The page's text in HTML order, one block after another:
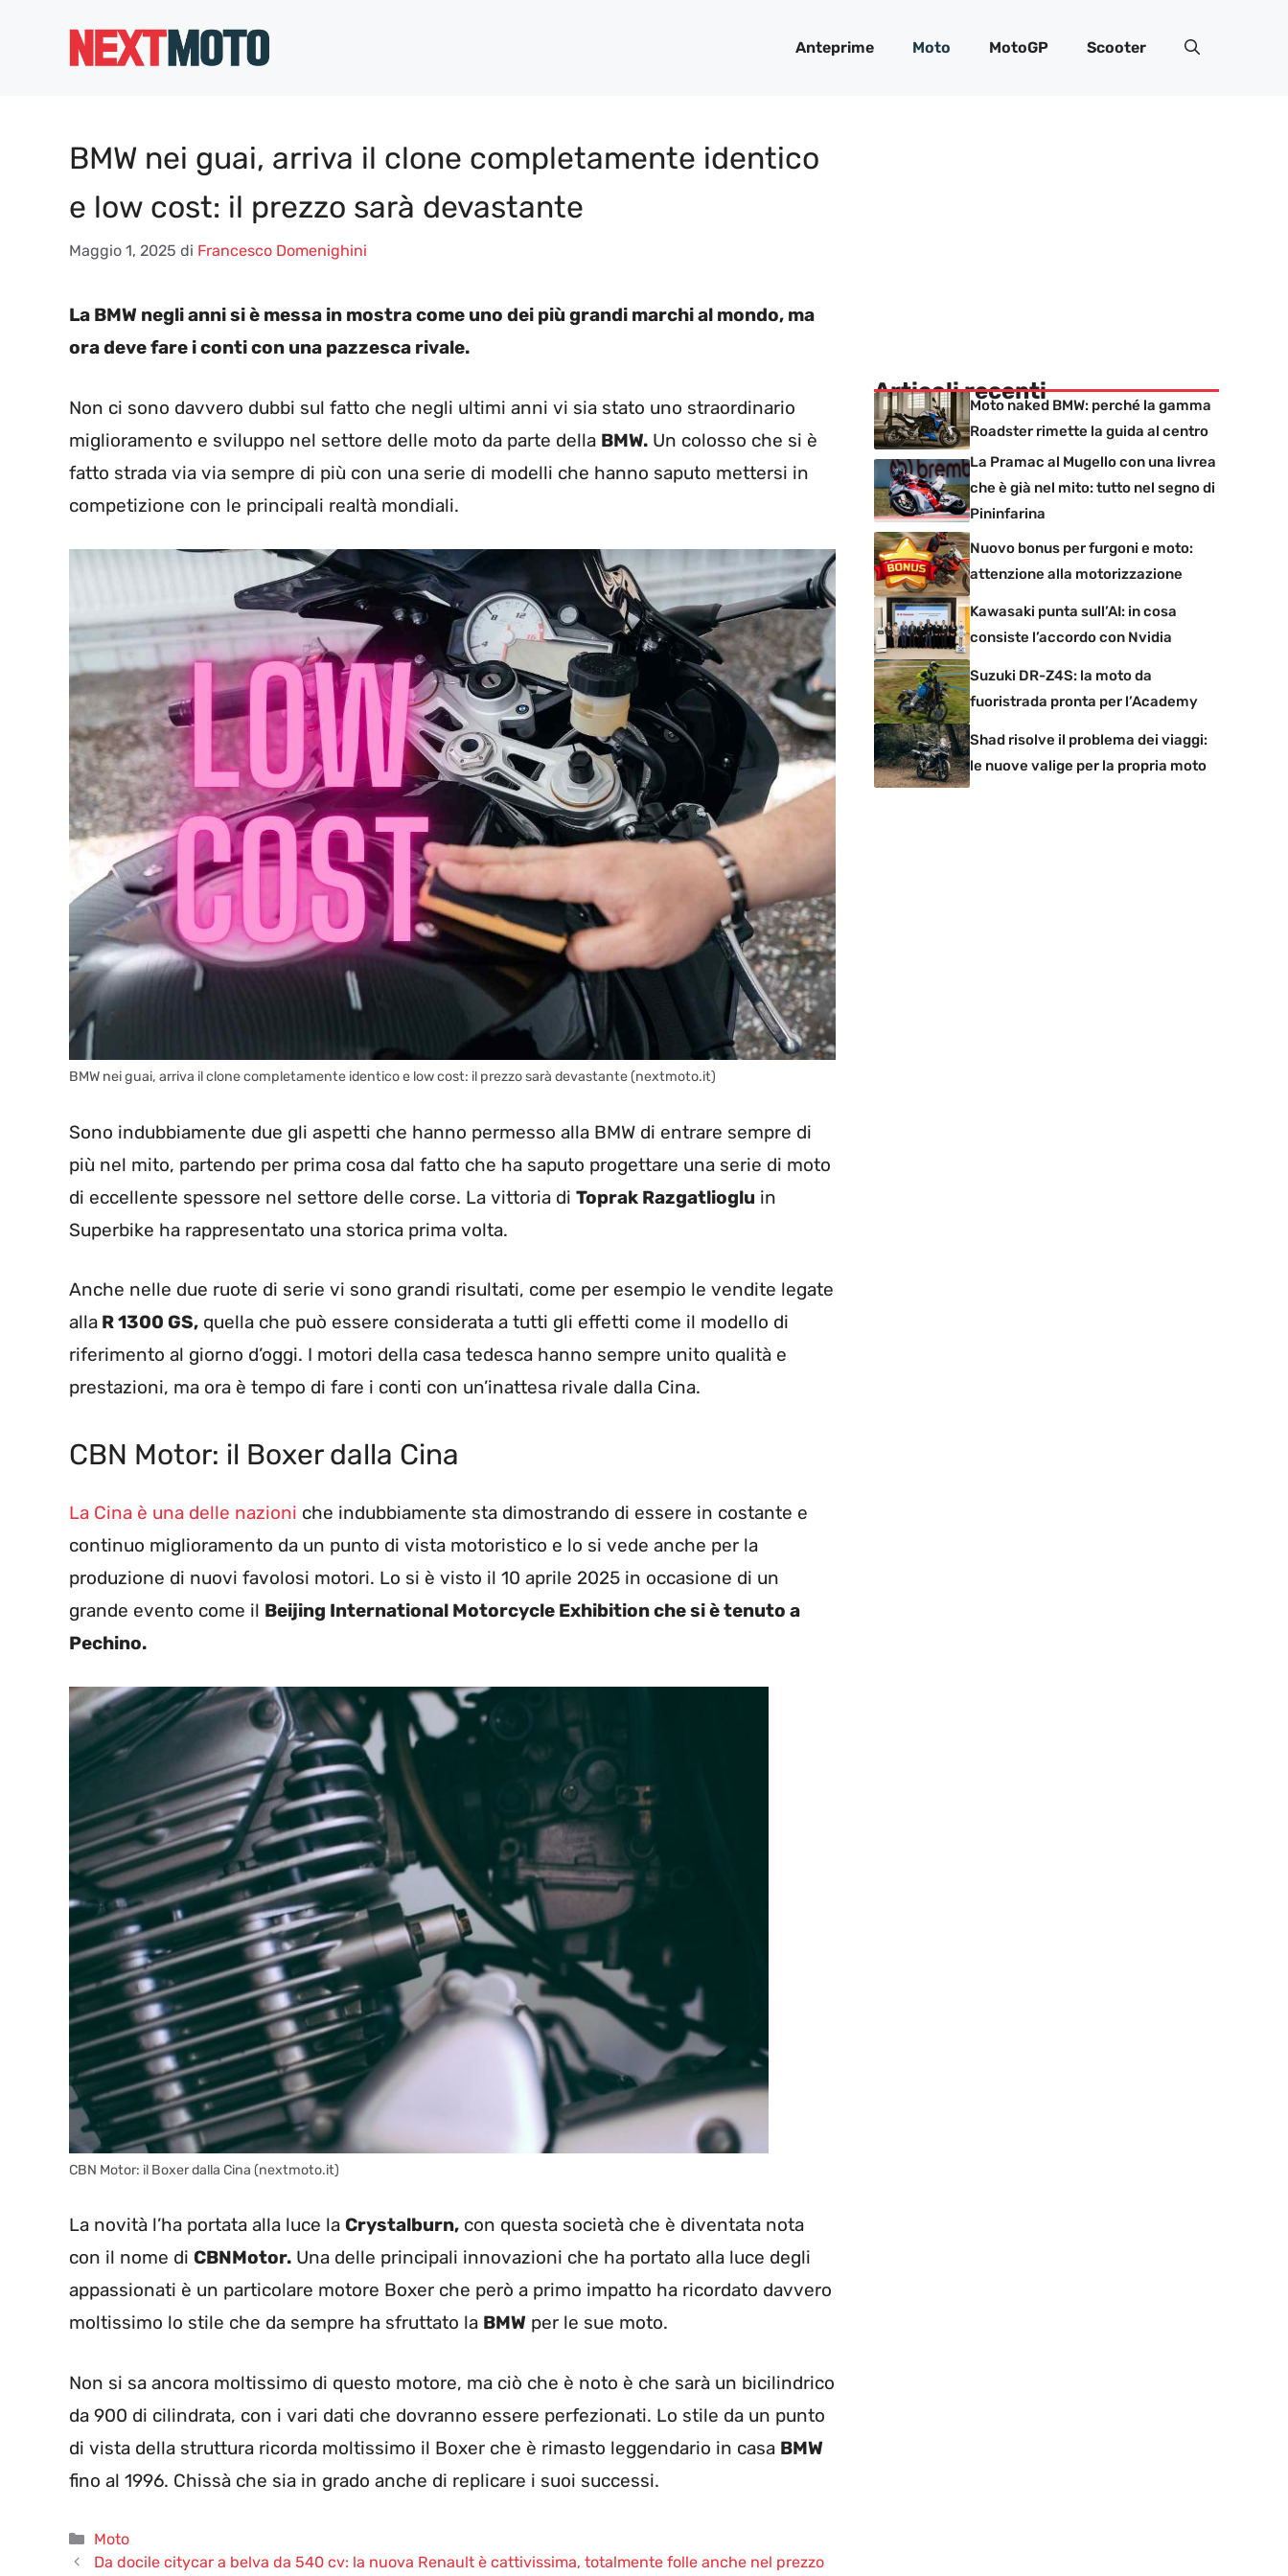
Anteprime Moto MotoGP Scooter
BMW nei guai, arriva il clone completamente identico
e low cost: il prezzo sarà devastante
Maggio 1, 2025 di Francesco Domenighini
La BMW negli anni si è messa in mostra come uno dei più grandi marchi al mondo, ma
ora deve fare i conti con una pazzesca rivale.
Non ci sono davvero dubbi sul fatto che negli ultimi anni vi sia stato uno straordinario
miglioramento e sviluppo nel settore delle moto da parte della BMW. Un colosso che si è
fatto strada via via sempre di più con una serie di modelli che hanno saputo mettersi in
competizione con le principali realtà mondiali.
BMW nei guai, arriva il clone completamente identico e low cost: il prezzo sarà devastante (nextmoto.it)
Sono indubbiamente due gli aspetti che hanno permesso alla BMW di entrare sempre di
più nel mito, partendo per prima cosa dal fatto che ha saputo progettare una serie di moto
di eccellente spessore nel settore delle corse. La vittoria di Toprak Razgatlioglu in
Superbike ha rappresentato una storica prima volta.
Anche nelle due ruote di serie vi sono grandi risultati, come per esempio le vendite legate
alla R 1300 GS, quella che può essere considerata a tutti gli effetti come il modello di
riferimento al giorno d’oggi. I motori della casa tedesca hanno sempre unito qualità e
prestazioni, ma ora è tempo di fare i conti con un’inattesa rivale dalla Cina.
CBN Motor: il Boxer dalla Cina
La Cina è una delle nazioni che indubbiamente sta dimostrando di essere in costante e
continuo miglioramento da un punto di vista motoristico e lo si vede anche per la
produzione di nuovi favolosi motori. Lo si è visto il 10 aprile 2025 in occasione di un
grande evento come il Beijing International Motorcycle Exhibition che si è tenuto a
Pechino.
CBN Motor: il Boxer dalla Cina (nextmoto.it)
La novità l’ha portata alla luce la Crystalburn, con questa società che è diventata nota
con il nome di CBNMotor. Una delle principali innovazioni che ha portato alla luce degli
appassionati è un particolare motore Boxer che però a primo impatto ha ricordato davvero
moltissimo lo stile che da sempre ha sfruttato la BMW per le sue moto.
Non si sa ancora moltissimo di questo motore, ma ciò che è noto è che sarà un bicilindrico
da 900 di cilindrata, con i vari dati che dovranno essere perfezionati. Lo stile da un punto
di vista della struttura ricorda moltissimo il Boxer che è rimasto leggendario in casa BMW
fino al 1996. Chissà che sia in grado anche di replicare i suoi successi.
Categorie
Moto
Da docile citycar a belva da 540 cv: la nuova Renault è cattivissima, totalmente folle anche nel prezzo
Articoli recenti
Moto naked BMW: perché la gamma
Roadster rimette la guida al centro
La Pramac al Mugello con una livrea
che è già nel mito: tutto nel segno di
Pininfarina
Nuovo bonus per furgoni e moto:
attenzione alla motorizzazione
Kawasaki punta sull’AI: in cosa
consiste l’accordo con Nvidia
Suzuki DR-Z4S: la moto da
fuoristrada pronta per l’Academy
Shad risolve il problema dei viaggi:
le nuove valige per la propria moto